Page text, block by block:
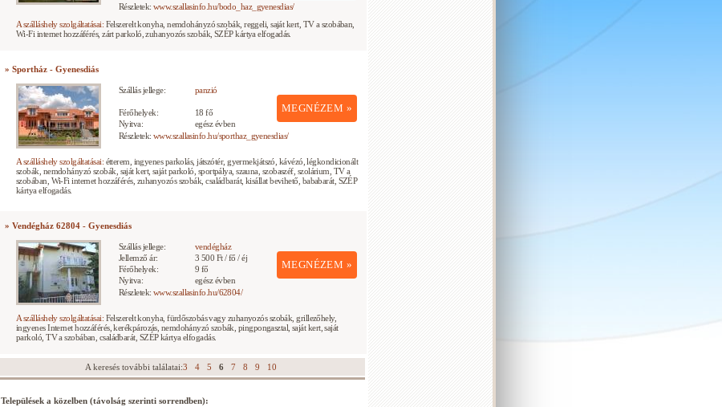
Részletek: www.szallasinfo.hu/bodo_haz_gyenesdias/
A szálláshely szolgáltatásai: Felszerelt konyha, nemdohányzó szobák, reggeli, saját kert, TV a szobában,
Wi-Fi internet hozzáférés, zárt parkoló, zuhanyozós szobák, SZÉP kártya elfogadás.
» Sportház - Gyenesdiás
Szállás jellege: panzió
MEGNÉZEM »
Férőhelyek:
18 fő
Nyitva:
egész évben
Részletek: www.szallasinfo.hu/sporthaz_gyenesdias/
A szálláshely szolgáltatásai: étterem, ingyenes parkolás, játszótér, gyermekjátszó, kávézó, légkondicionált
szobák, nemdohányzó szobák, saját kert, saját parkoló, sportpálya, szauna, szobaszéf, szolárium, TV a
szobában, Wi-Fi internet hozzáférés, zuhanyozós szobák, családbarát, kisállat bevihető, bababarát, SZÉP
kártya elfogadás.
» Vendégház 62804 - Gyenesdiás
Szállás jellege: vendégház
MEGNÉZEM »
Jellemző ár:
3 500 Ft / fő / éj
Férőhelyek:
9 fő
Nyitva:
egész évben
Részletek: www.szallasinfo.hu/62804/
A szálláshely szolgáltatásai: Felszerelt konyha, fürdőszobás vagy zuhanyozós szobák, grillezőhely,
ingyenes Internet hozzáférés, kerékpározás, nemdohányzó szobák, pingpongasztal, saját kert, saját
parkoló, TV a szobában, családbarát, SZÉP kártya elfogadás.
A keresés további találatai:3 4 5 6 7 8 9 10
Települések a közelben (távolság szerinti sorrendben):